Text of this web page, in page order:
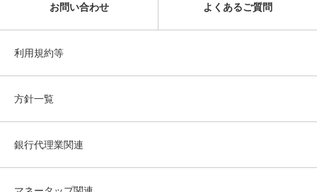
お問い合わせ よくあるご質問
利用規約等
方針一覧
銀行代理業関連